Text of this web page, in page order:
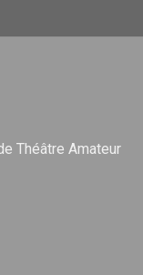
Théâtre Amateur